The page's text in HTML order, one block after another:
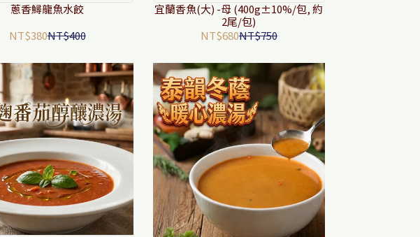
破、鮮嫩多汁
蔥香鱘龍魚水餃
NT$380NT$400
甜
宜蘭香魚(大) -母 (400g±10%/包, 約
2尾/包)
NT$680NT$750